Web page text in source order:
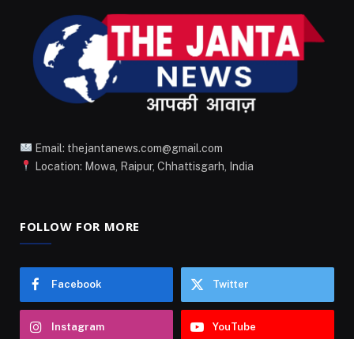
Email: thejantanews.com@gmail.com
Location: Mowa, Raipur, Chhattisgarh, India
FOLLOW FOR MORE
Facebook Twitter
Instagram YouTube